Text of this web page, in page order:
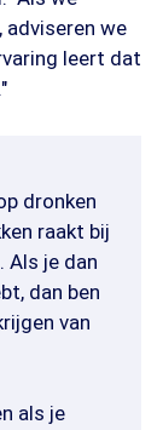
we
leert dat
dronken
raakt bij
Als je dan
dan ben
van
als je